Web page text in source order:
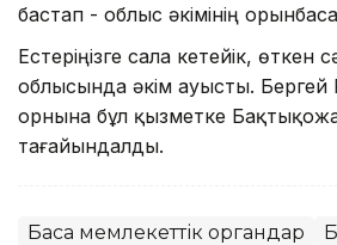
бастап - облыс әкімінің
Естеріңізге сала кетейік, өткен
облысында әкім ауысты. Бергей
орнына бұл қызметке
тағайындалды.
Басқа мемлекеттік органдар